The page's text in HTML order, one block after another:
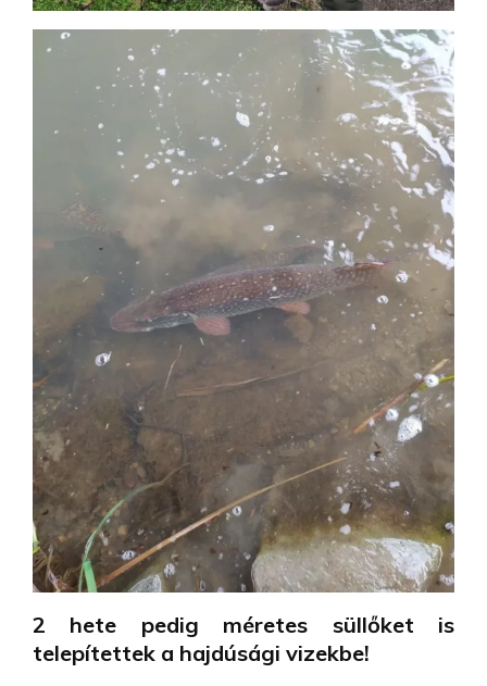
2 hete pedig méretes süllőket is
telepítettek a hajdúsági vizekbe!